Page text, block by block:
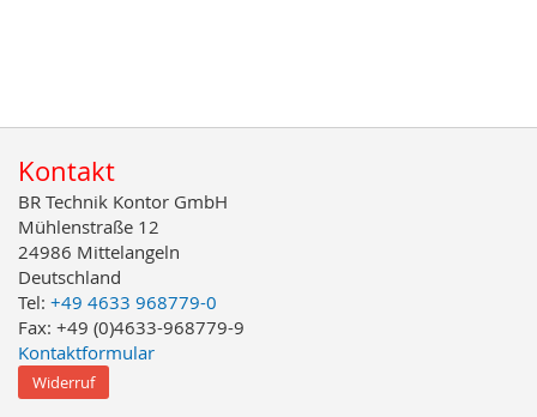
Kontakt
BR Technik Kontor GmbH
Mühlenstraße 12
24986 Mittelangeln
Deutschland
Tel: +49 4633 968779-0
Fax: +49 (0)4633-968779-9
Kontaktformular
Widerruf